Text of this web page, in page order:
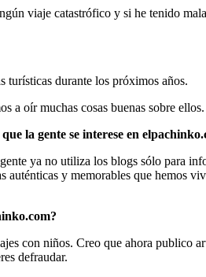
viaje catastrófico y si he tenido
turísticas durante los próximos años.
a oír muchas cosas buenas sobre ellos.
la gente se interese en
ya no utiliza los blogs sólo para
y memorables que hemos
con niños. Creo que ahora publico
defraudar.